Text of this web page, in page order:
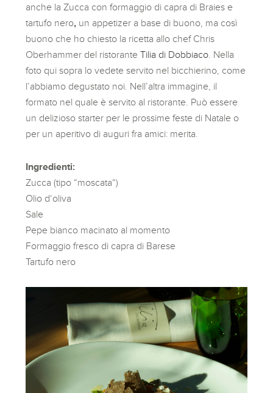
anche la Zucca con formaggio di capra di Braies e
tartufo nero, un appetizer a base di buono, ma così
buono che ho chiesto la ricetta allo chef Chris
Oberhammer del ristoranteTilia di Dobbiaco . Nella
foto qui sopra lo vedete servito nel bicchierino, come
l’abbiamo degustato noi. Nell’altra immagine, il
formato nel quale è servito al ristorante. Può essere
un delizioso starter per le prossime feste di Natale o
per un aperitivo di auguri fra amici: merita.
Ingredienti:
Zucca (tipo “moscata“)
Olio d‘oliva
Sale
Pepe bianco macinato al momento
Formaggio fresco di capra di Barese
Tartufo nero